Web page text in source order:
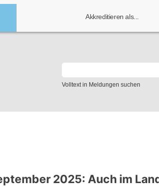
Akkreditieren als...
Volltext in Meldungen suchen
2025: Auch im